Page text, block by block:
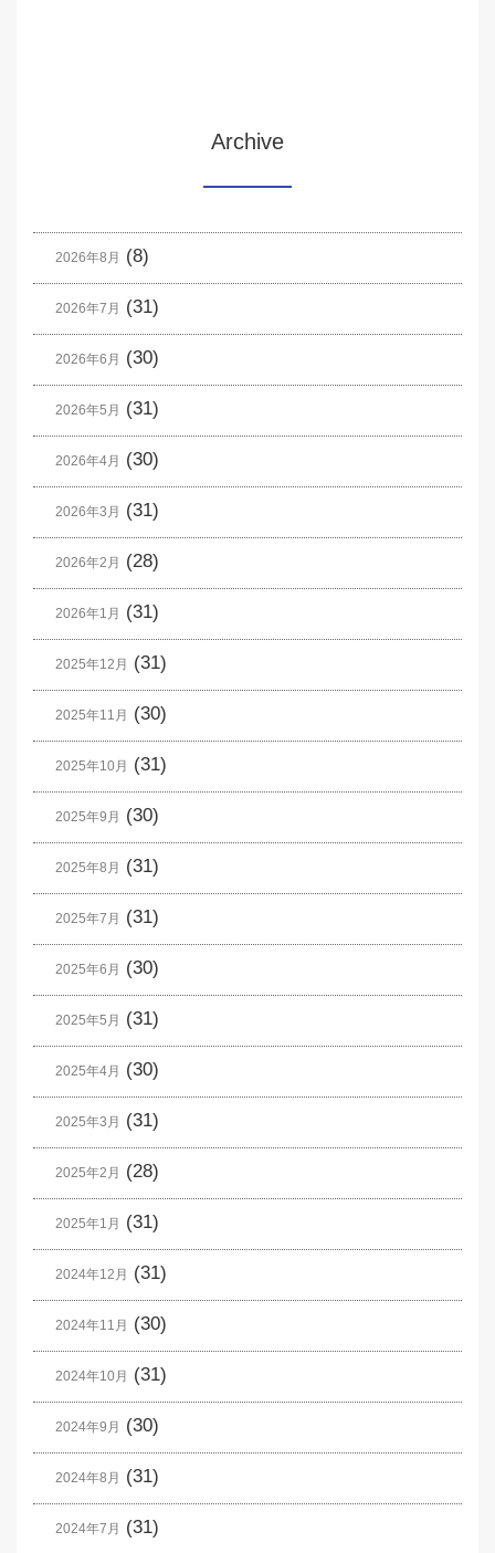
Archive
2026年8月 (8)
2026年7月 (31)
2026年6月 (30)
2026年5月 (31)
2026年4月 (30)
2026年3月 (31)
2026年2月 (28)
2026年1月 (31)
2025年12月 (31)
2025年11月 (30)
2025年10月 (31)
2025年9月 (30)
2025年8月 (31)
2025年7月 (31)
2025年6月 (30)
2025年5月 (31)
2025年4月 (30)
2025年3月 (31)
2025年2月 (28)
2025年1月 (31)
2024年12月 (31)
2024年11月 (30)
2024年10月 (31)
2024年9月 (30)
2024年8月 (31)
2024年7月 (31)